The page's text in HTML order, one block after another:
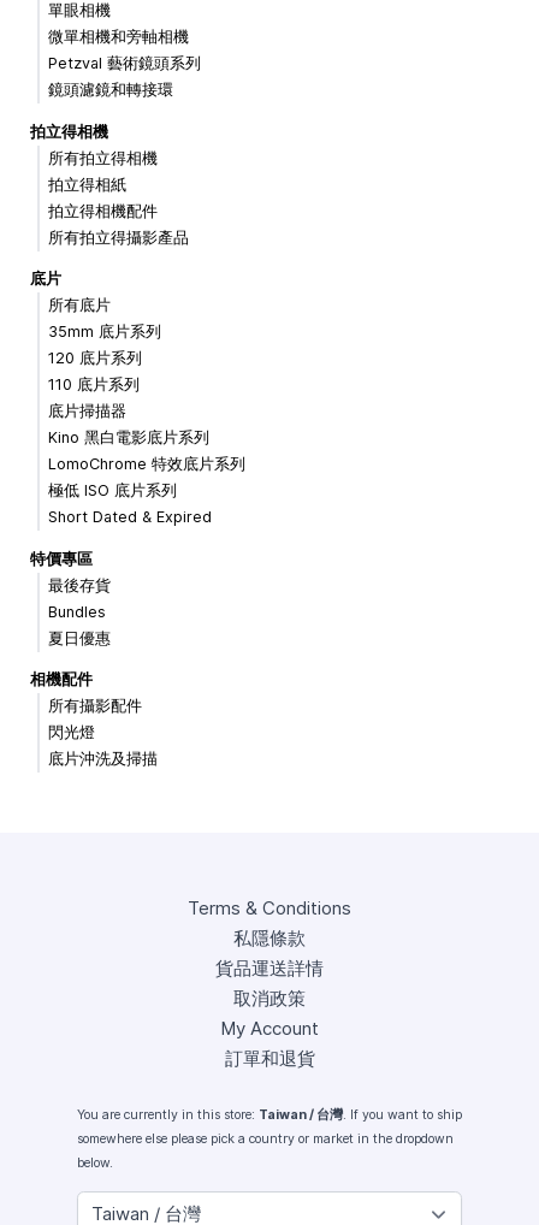
單眼相機
微單相機和旁軸相機
Petzval 藝術鏡頭系列
鏡頭濾鏡和轉接環
拍立得相機
所有拍立得相機
拍立得相紙
拍立得相機配件
所有拍立得攝影產品
底片
所有底片
35mm 底片系列
120 底片系列
110 底片系列
底片掃描器
Kino 黑白電影底片系列
LomoChrome 特效底片系列
極低 ISO 底片系列
Short Dated & Expired
特價專區
最後存貨
Bundles
夏日優惠
相機配件
所有攝影配件
閃光燈
底片沖洗及掃描
Terms & Conditions
私隱條款
貨品運送詳情
取消政策
My Account
訂單和退貨
You are currently in this store: Taiwan / 台灣. If you want to ship
somewhere else please pick a country or market in the dropdown
below.